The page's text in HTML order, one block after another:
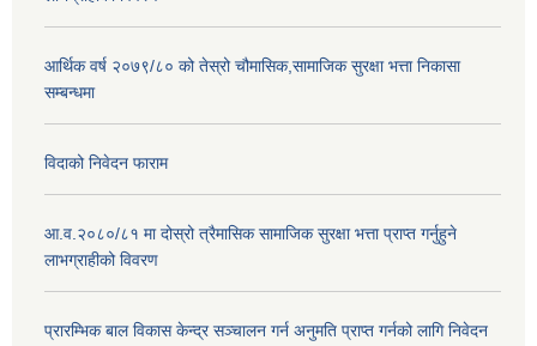
आर्थिक वर्ष २०७९/८० को तेस्रो चौमासिक,सामाजिक सुरक्षा भत्ता निकासा
सम्बन्धमा
विदाको निवेदन फाराम
आ.व.२०८०/८१ मा दोस्रो त्रैमासिक सामाजिक सुरक्षा भत्ता प्राप्त गर्नुहुने
लाभग्राहीको विवरण
प्रारम्भिक बाल विकास केन्द्र सञ्चालन गर्न अनुमति प्राप्त गर्नको लागि निवेदन